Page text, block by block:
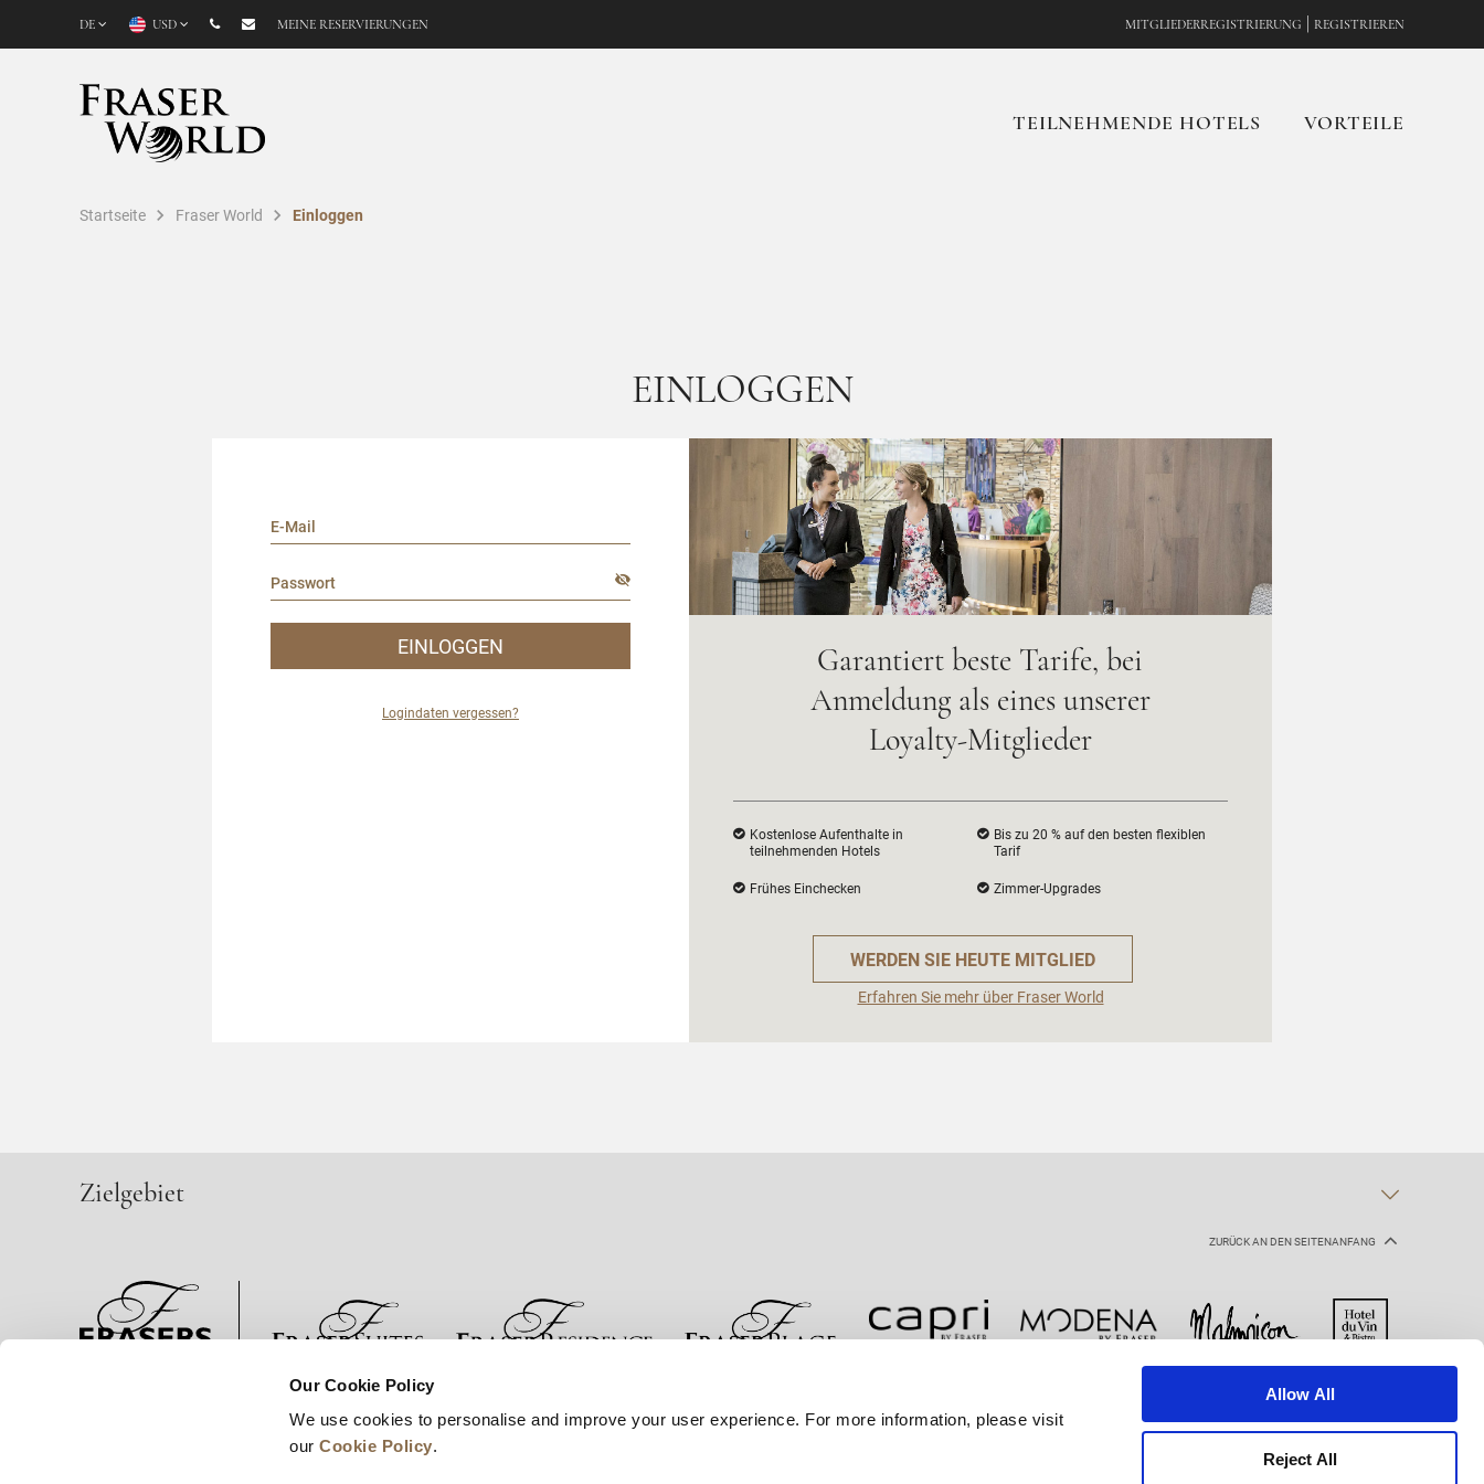
Our Cookie Policy
We use cookies to personalise and improve your user experience. For more information, please visit
ourCookie Policy.
Allow All
Reject All
DE USD MEINE RESERVIERUNGEN MITGLIEDERREGISTRIERUNG REGISTRIEREN
TEILNEHMENDE HOTELS VORTEILE
Startseite Fraser World Einloggen
EINLOGGEN
EINLOGGEN
Logindaten vergessen?
Garantiert beste Tarife, bei
Anmeldung als eines unserer
Loyalty-Mitglieder
Kostenlose Aufenthalte in
teilnehmenden Hotels
Bis zu 20 % auf den besten flexiblen
Tarif
Frühes Einchecken Zimmer-Upgrades
WERDEN SIE HEUTE MITGLIED
Erfahren Sie mehr über Fraser World
Zielgebiet
ZURÜCK AN DEN SEITENANFANG
Unternehmensentwicklung Karriere Kontakt Bestpreisgarantie Datenschutzerklärung Cookie-Erklärung